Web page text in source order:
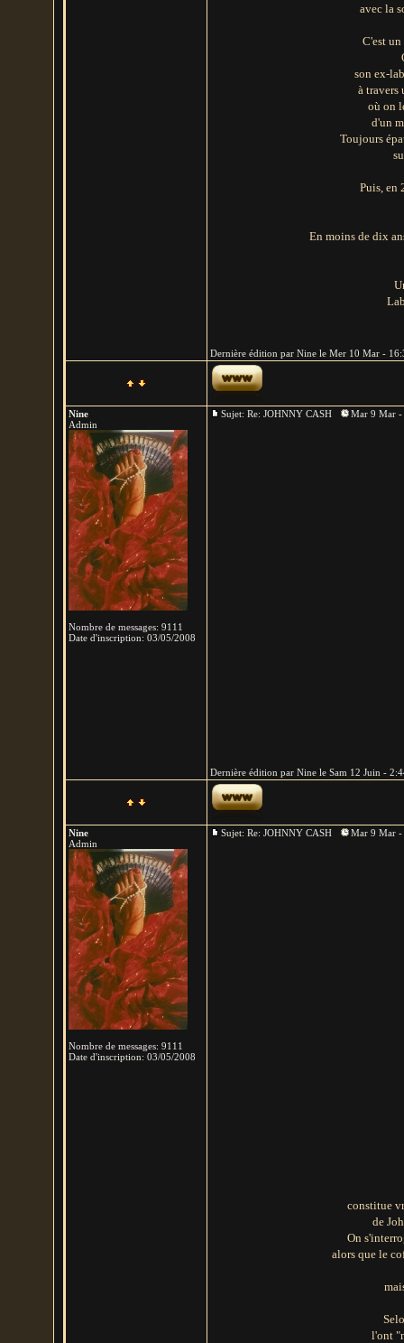
avec la
C'est
son ex-
à travers
où on
d'un
Toujours
Puis, en
En moins de dix
Dernière édition par Nine le Mer 10 Mar -
Nine
Admin
Nombre de messages: 9111
Date d'inscription: 03/05/2008
Sujet: Re: JOHNNY CASH Mar 9 Mar -
Dernière édition par Nine le Sam 12 Juin -
Nine
Admin
Nombre de messages: 9111
Date d'inscription: 03/05/2008
Sujet: Re: JOHNNY CASH Mar 9 Mar -
constitue
de
On
alors que le
l'ont